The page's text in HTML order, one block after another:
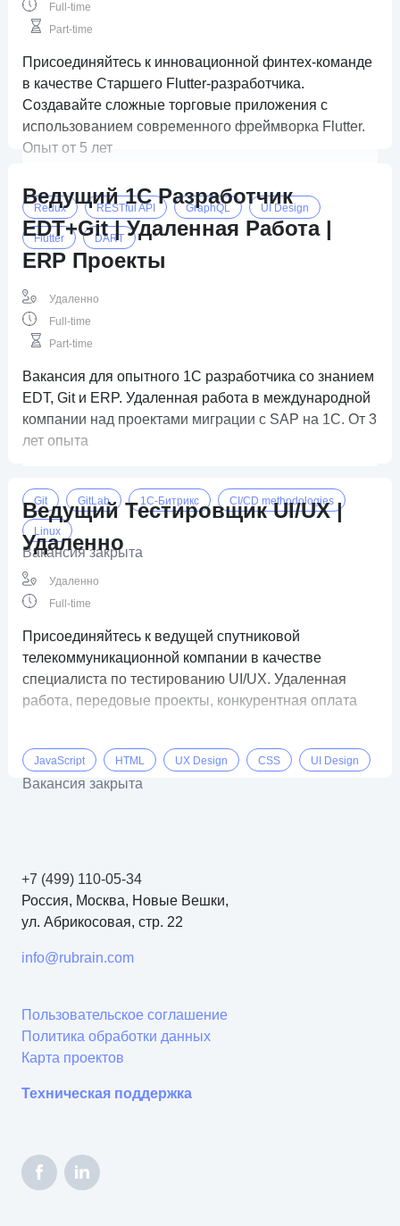
Full-time
Part-time
Присоединяйтесь к инновационной финтех-команде
в качестве Старшего Flutter-разработчика.
Создавайте сложные торговые приложения с
использованием современного фреймворка Flutter.
Опыт от 5 лет
Redux RESTful API GraphQL UI Design
Flutter DART
Ведущий 1C Разработчик
EDT+Git | Удаленная Работа |
ERP Проекты
Удаленно
Full-time
Part-time
Вакансия для опытного 1C разработчика со знанием
EDT, Git и ERP. Удаленная работа в международной
компании над проектами миграции с SAP на 1C. От 3
лет опыта
Git GitLab 1C-Битрикс CI/CD methodologies
Linux
Вакансия закрыта
Ведущий Тестировщик UI/UX |
Удаленно
Удаленно
Full-time
Присоединяйтесь к ведущей спутниковой
телекоммуникационной компании в качестве
специалиста по тестированию UI/UX. Удаленная
работа, передовые проекты, конкурентная оплата
JavaScript HTML UX Design CSS UI Design
Вакансия закрыта
+7 (499) 110-05-34
Россия, Москва, Новые Вешки,
ул. Абрикосовая, стр. 22
info@rubrain.com
Пользовательское соглашение
Политика обработки данных
Карта проектов
Техническая поддержка